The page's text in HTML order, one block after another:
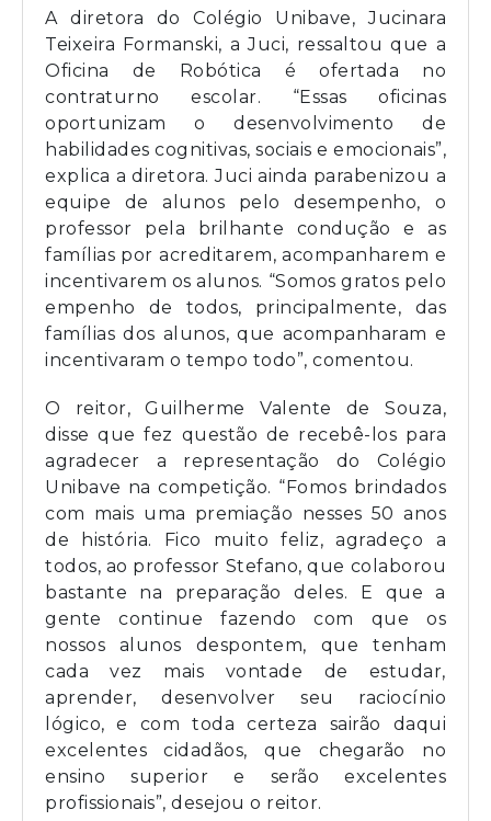
A diretora do Colégio Unibave, Jucinara
Teixeira Formanski, a Juci, ressaltou que a
Oficina de Robótica é ofertada no
contraturno escolar. “Essas oficinas
oportunizam o desenvolvimento de
habilidades cognitivas, sociais e emocionais”,
explica a diretora. Juci ainda parabenizou a
equipe de alunos pelo desempenho, o
professor pela brilhante condução e as
famílias por acreditarem, acompanharem e
incentivarem os alunos. “Somos gratos pelo
empenho de todos, principalmente, das
famílias dos alunos, que acompanharam e
incentivaram o tempo todo”, comentou.
O reitor, Guilherme Valente de Souza,
disse que fez questão de recebê-los para
agradecer a representação do Colégio
Unibave na competição. “Fomos brindados
com mais uma premiação nesses 50 anos
de história. Fico muito feliz, agradeço a
todos, ao professor Stefano, que colaborou
bastante na preparação deles. E que a
gente continue fazendo com que os
nossos alunos despontem, que tenham
cada vez mais vontade de estudar,
aprender, desenvolver seu raciocínio
lógico, e com toda certeza sairão daqui
excelentes cidadãos, que chegarão no
ensino superior e serão excelentes
profissionais”, desejou o reitor.